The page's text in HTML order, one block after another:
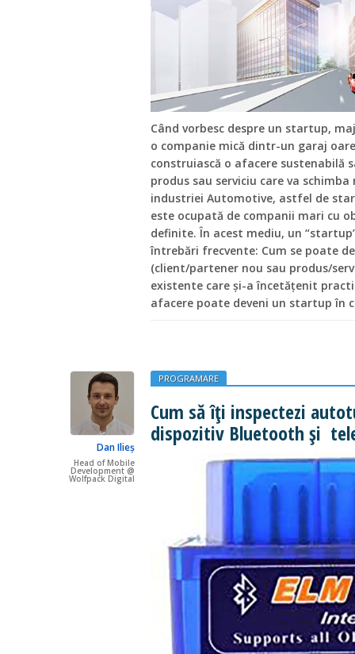
Când vorbesc despre un startup,
o companie mică dintr-un garaj
construiască o afacere sustenabilă
produs sau serviciu care va
industriei Automotive, astfel de
este ocupată de companii mari cu
definite. În acest mediu, un
întrebări frecvente: Cum se poate
(client/partener nou sau produs/
existente care și-a încetățenit
afacere poate deveni un startup în
Dan Ilieș
Head of Mobile
Development @
Wolfpack Digital
PROGRAMARE
Cum să îți inspectezi
dispozitiv Bluetooth și